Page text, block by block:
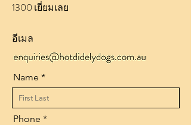
1300 เยี่ยมเลย
อีเมล
Name
Phone